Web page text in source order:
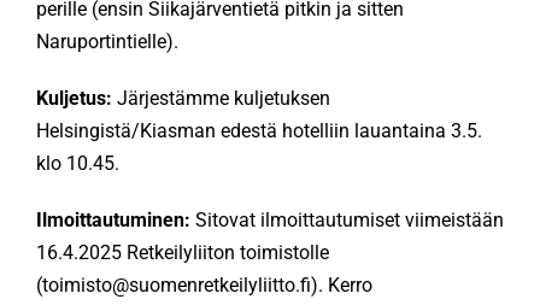
perille (ensin Siikajärventietä pitkin ja sitten
Naruportintielle).
Kuljetus: Järjestämme kuljetuksen
Helsingistä/Kiasman edestä hotelliin lauantaina 3.5.
klo 10.45.
Ilmoittautuminen: Sitovat ilmoittautumiset viimeistään
16.4.2025 Retkeilyliiton toimistolle
(toimisto@suomenretkeilyliitto.fi). Kerro